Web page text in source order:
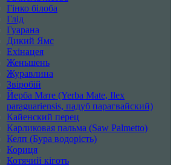
Гінко білоба
Глід
Гуарана
Дикий Ямс
Ехінацея
Женьшень
Журавлина
Звіробій
Йерба Мате (Yerba Mate, Ilex
paraguariensis, падуб парагвайский)
Кайенский перец
Карликовая пальма (Saw Palmetto)
Келп (Бура водорість)
Кориця
Котячий кіготь